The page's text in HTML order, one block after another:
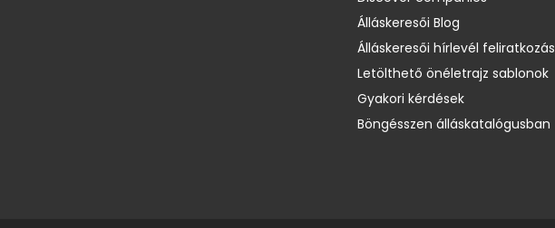
Álláskeresői Blog
Álláskeresői hírlevél feliratkozás
Letölthető önéletrajz sablonok
Gyakori kérdések
Böngésszen álláskatalógusban